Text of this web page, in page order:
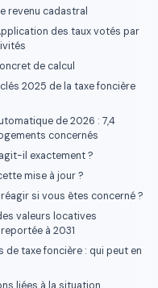
revenu cadastral
des taux votés par
de calcul
2025 de la taxe foncière
de 2026 : 7,4
concernés
il exactement ?
mise à jour ?
si vous êtes concerné ?
valeurs locatives
à 2031
de taxe foncière : qui peut en